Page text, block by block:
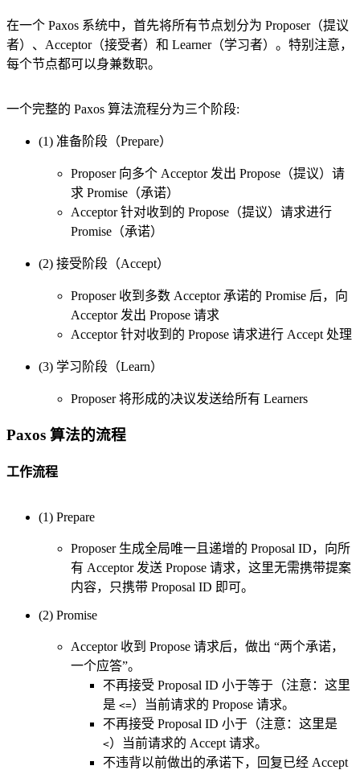
在一个 Paxos 系统中，首先将所有节点划分为 Proposer（提议
者）、Acceptor（接受者）和 Learner（学习者）。特别注意，
每个节点都可以身兼数职。
一个完整的 Paxos 算法流程分为三个阶段:
(1) 准备阶段（Prepare）
Proposer 向多个 Acceptor 发出 Propose（提议）请
求 Promise（承诺）
Acceptor 针对收到的 Propose（提议）请求进行
Promise（承诺）
(2) 接受阶段（Accept）
Proposer 收到多数 Acceptor 承诺的 Promise 后，向
Acceptor 发出 Propose 请求
Acceptor 针对收到的 Propose 请求进行 Accept 处理
(3) 学习阶段（Learn）
Proposer 将形成的决议发送给所有 Learners
Paxos 算法的流程
工作流程
(1) Prepare
Proposer 生成全局唯一且递增的 Proposal ID，向所
有 Acceptor 发送 Propose 请求，这里无需携带提案
内容，只携带 Proposal ID 即可。
(2) Promise
Acceptor 收到 Propose 请求后，做出 “两个承诺，
一个应答”。
不再接受 Proposal ID 小于等于（注意：这里
是 <=）当前请求的 Propose 请求。
不再接受 Proposal ID 小于（注意：这里是
<）当前请求的 Accept 请求。
不违背以前做出的承诺下，回复已经 Accept